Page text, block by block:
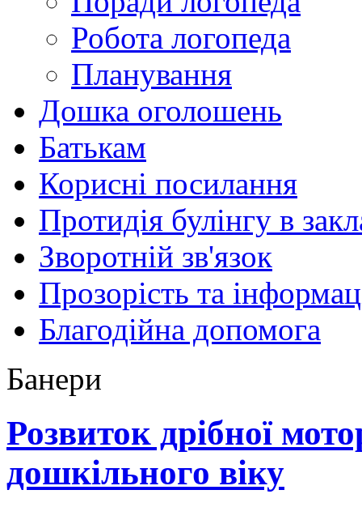
Робота логопеда
Планування
Дошка оголошень
Батькам
Корисні посилання
Протидія булінгу в
Зворотній зв'язок
Прозорість та
Благодійна допомога
Банери
Розвиток дрібної
дошкільного віку